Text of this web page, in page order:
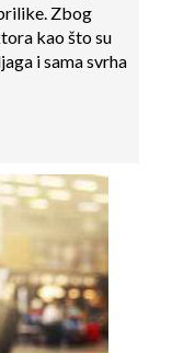
Zbog
kao što su
i sama svrha